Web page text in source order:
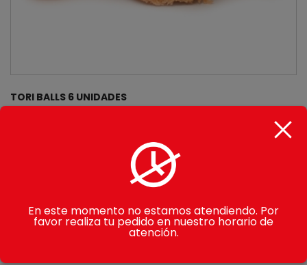
TORI BALLS 6 UNIDADES
Makimono
En este momento no estamos atendiendo. Por
favor realiza tu pedido en nuestro horario de
atención.